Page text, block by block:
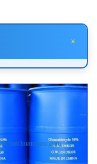
thức tổng
dùng để cải
trong nhiều
sinh hoạt, nước